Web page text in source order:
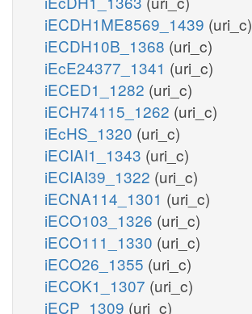
iECDH1ME8569_1439 (uri_c)
iECDH10B_1368 (uri_c)
iEcE24377_1341 (uri_c)
iECED1_1282 (uri_c)
iECH74115_1262 (uri_c)
iEcHS_1320 (uri_c)
iECIAI1_1343 (uri_c)
iECIAI39_1322 (uri_c)
iECNA114_1301 (uri_c)
iECO103_1326 (uri_c)
iECO111_1330 (uri_c)
iECO26_1355 (uri_c)
iECOK1_1307 (uri_c)
iECP_1309 (uri_c)